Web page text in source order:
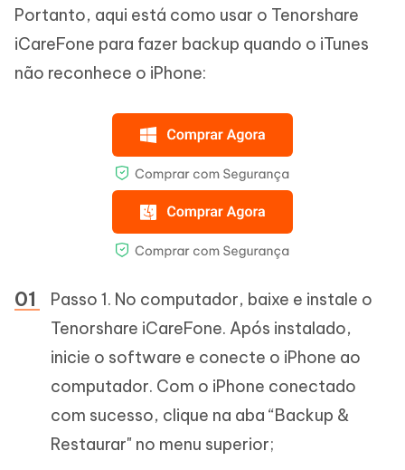
Portanto, aqui está como usar o Tenorshare
iCareFone para fazer backup quando o iTunes
não reconhece o iPhone:
Passo 1. No computador, baixe e instale o
Tenorshare iCareFone. Após instalado,
inicie o software e conecte o iPhone ao
computador. Com o iPhone conectado
com sucesso, clique na aba “Backup &
Restaurar" no menu superior;